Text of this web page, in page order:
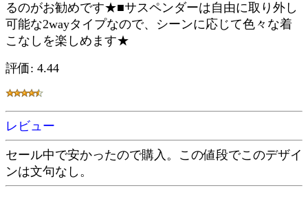
るのがお勧めです★■サスペンダーは自由に取り外し
可能な2wayタイプなので、シーンに応じて色々な着
こなしを楽しめます★
評価: 4.44
レビュー
セール中で安かったので購入。この値段でこのデザイ
ンは文句なし。